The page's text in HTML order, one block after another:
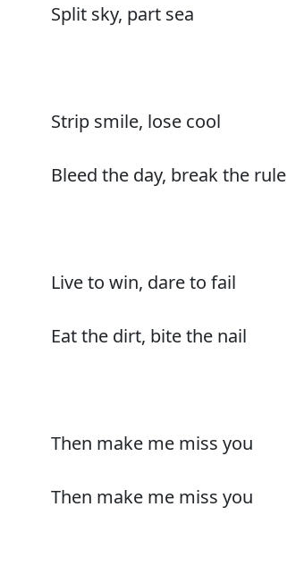
Split sky, part sea
Strip smile, lose cool
Bleed the day, break the rule
Live to win, dare to fail
Eat the dirt, bite the nail
Then make me miss you
Then make me miss you